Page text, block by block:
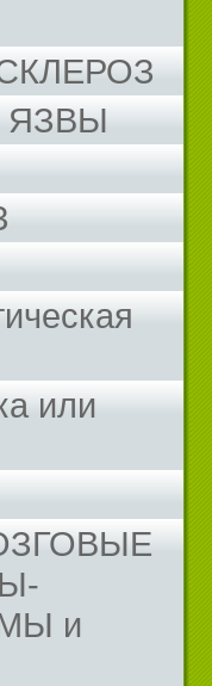
ЯЗВЫ
или
и